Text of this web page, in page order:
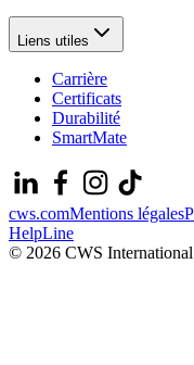
Liens utiles
Carrière
Certificats
Durabilité
SmartMate
cws.comMentions légales
HelpLine
© 2026 CWS